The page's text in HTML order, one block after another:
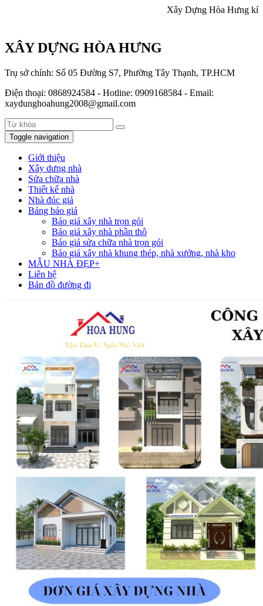
Xây Dựng Hòa Hưng kính chào
XÂY DỰNG HÒA HƯNG
Trụ sở chính: Số 05 Đường S7, Phường Tây Thạnh, TP.HCM
Điện thoại: 0868924584 - Hotline: 0909168584 - Email:
xaydunghoahung2008@gmail.com
Toggle navigation
Giới thiệu
Xây dưng nhà
Sửa chữa nhà
Thiết kế nhà
Nhà đúc giả
Bảng báo giá
Báo giá xây nhà trọn gói
Báo giá xây nhà phần thô
Báo giá sửa chữa nhà trọn gói
Báo giá xây nhà khung thép, nhà xưởng, nhà kho
MẪU NHÀ ĐẸP+
Liên hệ
Bản đồ đường đi